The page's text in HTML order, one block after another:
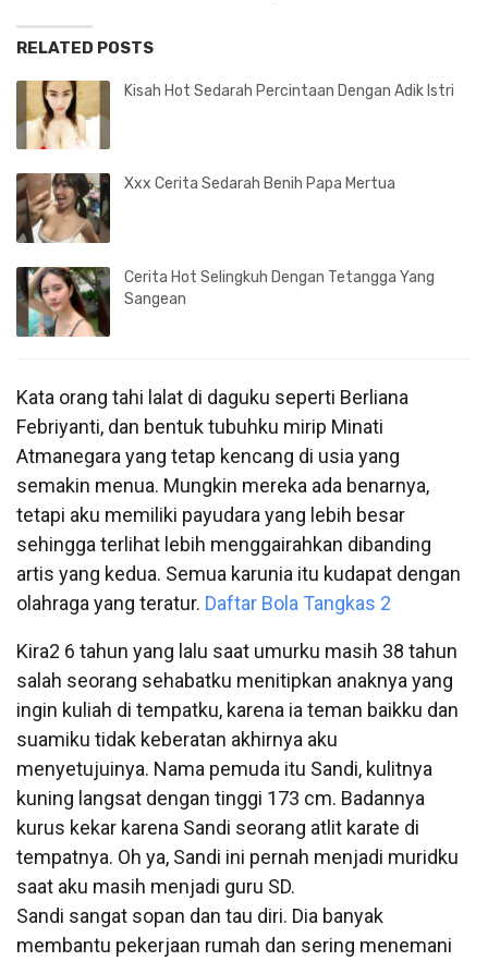
RELATED POSTS
Kisah Hot Sedarah Percintaan Dengan Adik Istri
Xxx Cerita Sedarah Benih Papa Mertua
Cerita Hot Selingkuh Dengan Tetangga Yang
Sangean
Kata orang tahi lalat di daguku seperti Berliana
Febriyanti, dan bentuk tubuhku mirip Minati
Atmanegara yang tetap kencang di usia yang
semakin menua. Mungkin mereka ada benarnya,
tetapi aku memiliki payudara yang lebih besar
sehingga terlihat lebih menggairahkan dibanding
artis yang kedua. Semua karunia itu kudapat dengan
olahraga yang teratur. Daftar Bola Tangkas 2
Kira2 6 tahun yang lalu saat umurku masih 38 tahun
salah seorang sehabatku menitipkan anaknya yang
ingin kuliah di tempatku, karena ia teman baikku dan
suamiku tidak keberatan akhirnya aku
menyetujuinya. Nama pemuda itu Sandi, kulitnya
kuning langsat dengan tinggi 173 cm. Badannya
kurus kekar karena Sandi seorang atlit karate di
tempatnya. Oh ya, Sandi ini pernah menjadi muridku
saat aku masih menjadi guru SD.
Sandi sangat sopan dan tau diri. Dia banyak
membantu pekerjaan rumah dan sering menemani